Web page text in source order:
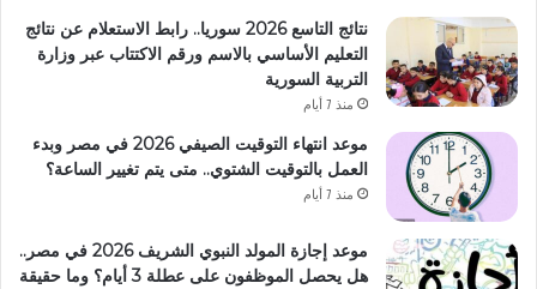
نتائج التاسع 2026 سوريا.. رابط الاستعلام عن نتائج
التعليم الأساسي بالاسم ورقم الاكتتاب عبر وزارة
التربية السورية
منذ 7 أيام
موعد انتهاء التوقيت الصيفي 2026 في مصر وبدء
العمل بالتوقيت الشتوي.. متى يتم تغيير الساعة؟
منذ 7 أيام
موعد إجازة المولد النبوي الشريف 2026 في مصر..
هل يحصل الموظفون على عطلة 3 أيام؟ وما حقيقة